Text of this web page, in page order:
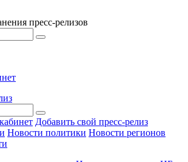
пресс-релизов
Добавить свой пресс-релиз
Новости политики Новости регионов